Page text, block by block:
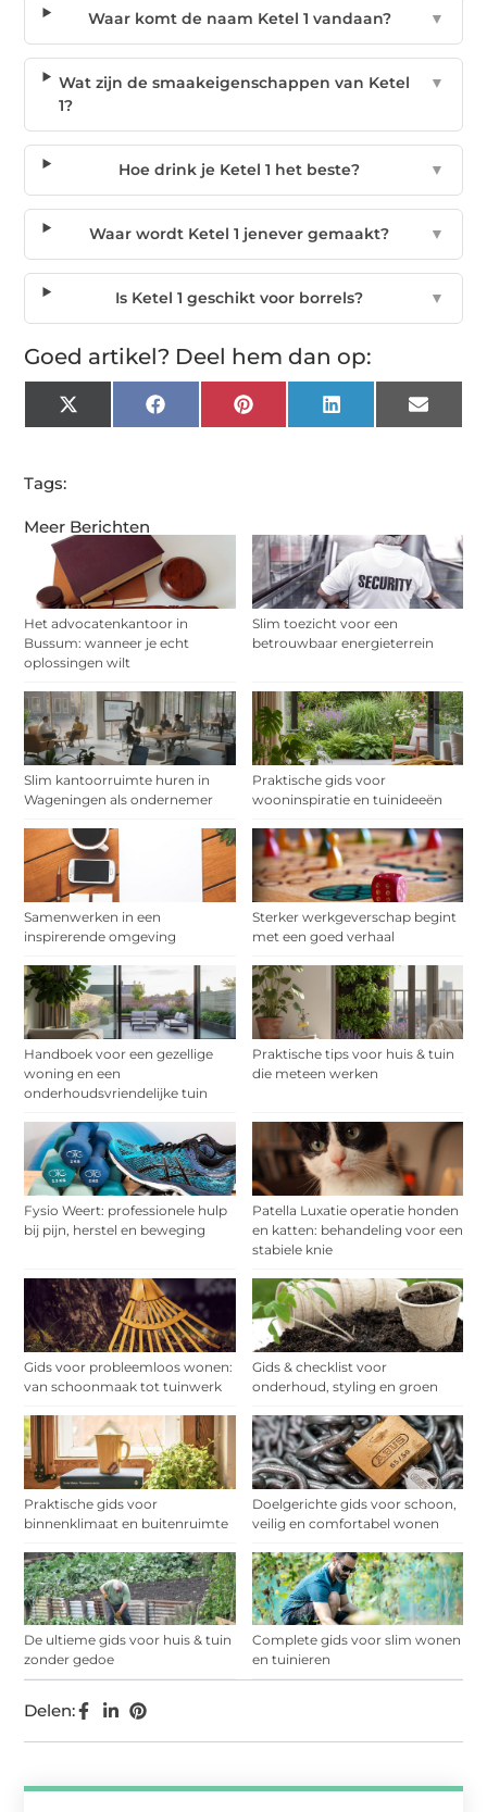
Meer Berichten
Het advocatenkantoor in
Bussum: wanneer je echt
oplossingen wilt
Slim toezicht voor een
betrouwbaar energieterrein
Slim kantoorruimte huren in
Wageningen als ondernemer
Praktische gids voor
wooninspiratie en tuinideeën
Samenwerken in een
inspirerende omgeving
Sterker werkgeverschap begint
met een goed verhaal
Handboek voor een gezellige
woning en een
onderhoudsvriendelijke tuin
Praktische tips voor huis & tuin
die meteen werken
Fysio Weert: professionele hulp
bij pijn, herstel en beweging
Patella Luxatie operatie honden
en katten: behandeling voor een
stabiele knie
Gids voor probleemloos wonen:
van schoonmaak tot tuinwerk
Gids & checklist voor
onderhoud, styling en groen
Praktische gids voor
binnenklimaat en buitenruimte
Doelgerichte gids voor schoon,
veilig en comfortabel wonen
De ultieme gids voor huis & tuin
zonder gedoe
Complete gids voor slim wonen
en tuinieren
Delen:
Waar komt de naam Ketel 1 vandaan? ▼
Wat zijn de smaakeigenschappen van Ketel
1?
▼
Hoe drink je Ketel 1 het beste? ▼
Waar wordt Ketel 1 jenever gemaakt? ▼
Is Ketel 1 geschikt voor borrels? ▼
Goed artikel? Deel hem dan op:
X
(Twitter)
Facebook Pinterest LinkedIn Email
Tags: